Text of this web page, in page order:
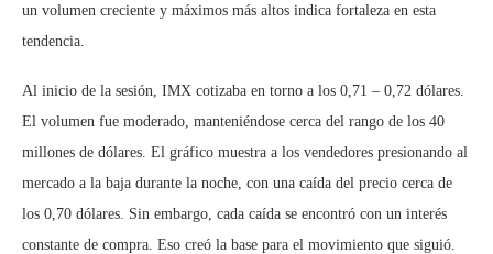
un volumen creciente y máximos más altos indica fortaleza en esta
tendencia.
Al inicio de la sesión, IMX cotizaba en torno a los 0,71 – 0,72 dólares.
El volumen fue moderado, manteniéndose cerca del rango de los 40
millones de dólares. El gráfico muestra a los vendedores presionando al
mercado a la baja durante la noche, con una caída del precio cerca de
los 0,70 dólares. Sin embargo, cada caída se encontró con un interés
constante de compra. Eso creó la base para el movimiento que siguió.